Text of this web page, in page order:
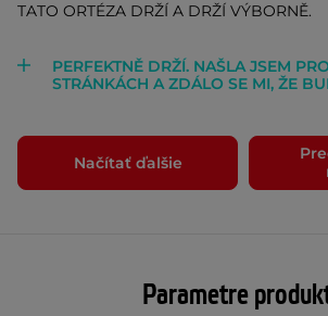
TATO ORTÉZA DRŽÍ A DRŽÍ VÝBORNĚ.
PERFEKTNĚ DRŽÍ. NAŠLA JSEM
STRÁNKÁCH A ZDÁLO SE MI, ŽE
Načítať ďalšie
Parametre